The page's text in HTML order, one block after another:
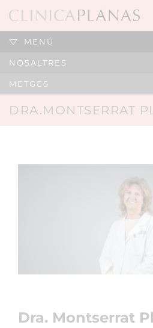
MENÚ
NOSALTRES
METGES
DRA.MONTSERRAT
Dra. Montserrat